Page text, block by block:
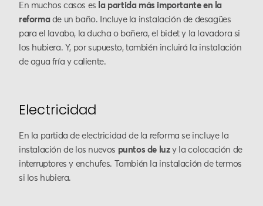
En muchos casos es la partida más importante en la
reformade un baño. Incluye la instalación de desagües
para el lavabo, la ducha o bañera, el bidet y la lavadora si
los hubiera. Y, por supuesto, también incluirá la instalación
de agua fría y caliente.
Electricidad
En la partida de electricidad de la reforma se incluye la
instalación de los nuevos puntos de luzy la colocación de
interruptores y enchufes. También la instalación de termos
si los hubiera.